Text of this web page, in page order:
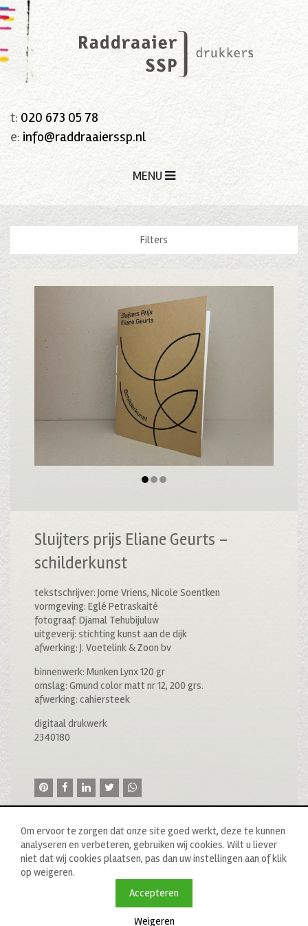
t: 020 673 05 78
e: info@raddraaierssp.nl
MENU
Filters
Sluijters prijs Eliane Geurts –
schilderkunst
tekstschrijver: Jorne Vriens, Nicole Soentken
vormgeving: Eglé Petraskaité
fotograaf: Djamal Tehubijuluw
uitgeverij: stichting kunst aan de dijk
afwerking: J. Voetelink & Zoon bv
binnenwerk: Munken Lynx 120 gr
omslag: Gmund color matt nr 12, 200 grs.
afwerking: cahiersteek
digitaal drukwerk
2340180
© 2020 drukkerij raddraaier b.v., van ostadestraat 233b, 1073
tn amsterdam, t: 020 673 05 78, f: 020 676 71 00,
info@raddraaierssp.nl
Om ervoor te zorgen dat onze site goed werkt, deze te kunnen
analyseren en verbeteren, gebruiken wij cookies. Wilt u liever
niet dat wij cookies plaatsen, pas dan uw instellingen aan of klik
op weigeren.
Accepteren
Weigeren